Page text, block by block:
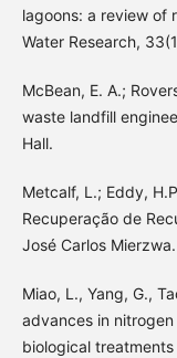
lagoons: a review of
Water Research,
McBean, E. A.;
waste landfill
Hall.
Metcalf, L.; Eddy,
Recuperação de
José Carlos
Miao, L., Yang, G.,
advances in
biological